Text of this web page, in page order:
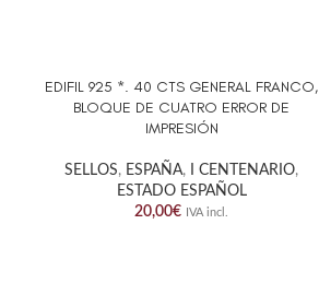
AÑADIR AL CARRITO
EDIFIL 925 *. 40 CTS GENERAL FRANCO,
BLOQUE DE CUATRO ERROR DE
IMPRESIÓN
SELLOS, ESPAÑA, I CENTENARIO,
ESTADO ESPAÑOL
20,00€ IVA incl.